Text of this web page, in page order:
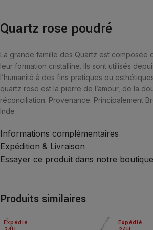
Quartz rose poudré
La grande famille des Quartz est composée
leur formation cristalline. Ils sont utilisés
l’humanité à des fins pratiques ou
quartz rose est la pierre de l’amour, de la
réconciliation. Provenance: Principalement
Inde
Informations complémentaires
Expédition & Livraison
Essayer ce produit dans notre boutique
Produits similaires
Expédié
Expédié